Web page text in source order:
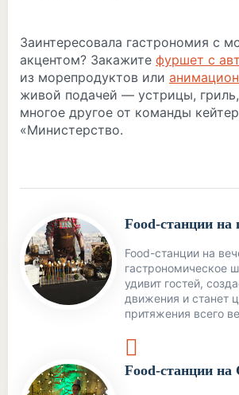
Заинтересовала гастрономия с
акцентом? Закажите фуршет с
из морепродуктов или
живой подачей — устрицы,
многое другое от команды
«Министерство.
Food-станции на
Food-станции на
гастрономическое
удивит гостей,
движения и станет
притяжения всего
Food-станции на